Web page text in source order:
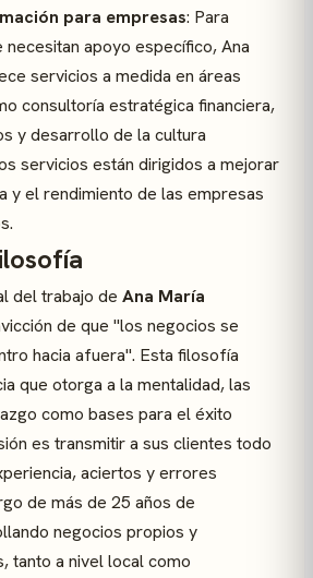
para empresas: Para
necesitan apoyo específico, Ana
servicios a medida en áreas
consultoría estratégica financiera,
y desarrollo de la cultura
servicios están dirigidos a mejorar
y el rendimiento de las empresas
del trabajo de Ana María
de que "los negocios se
hacia afuera". Esta filosofía
que otorga a la mentalidad, las
como bases para el éxito
es transmitir a sus clientes todo
aciertos y errores
de más de 25 años de
negocios propios y
tanto a nivel local como